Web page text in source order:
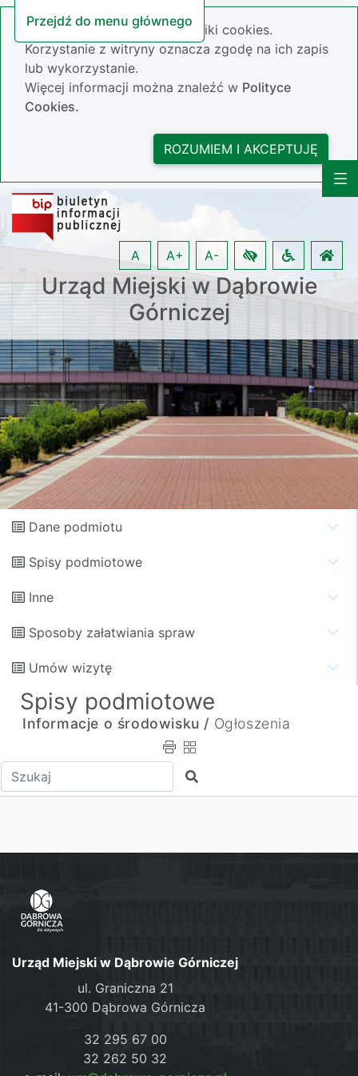
Przejdź do menu głównego
Nasza strona wykorzystuje pliki cookies.
Korzystanie z witryny oznacza zgodę na ich zapis
lub wykorzystanie.
Więcej informacji można znaleźć w Polityce
Cookies.
ROZUMIEM I AKCEPTUJĘ
Urząd Miejski w Dąbrowie
Górniczej
A A+ A-
Dane podmiotu
Spisy podmiotowe
Inne
Sposoby załatwiania spraw
Umów wizytę
Spisy podmiotowe
Informacje o środowisku / Ogłoszenia
Wpisz tekst do wyszukania Szukaj
Urząd Miejski w Dąbrowie Górniczej
ul. Graniczna 21
41-300 Dąbrowa Górnicza
32 295 67 00
32 262 50 32